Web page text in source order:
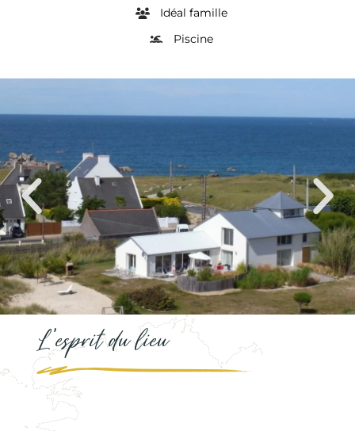
Idéal famille
Piscine
L’esprit du lieu